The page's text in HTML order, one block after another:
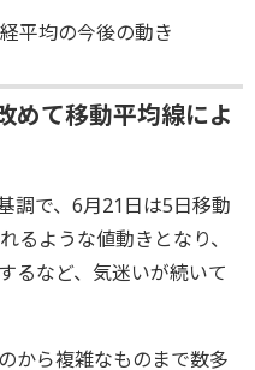
平均の今後の動き
めて移動平均線によ
調で、6月21日は5日移動
るような値動きとなり、
るなど、気迷いが続いて
から複雑なものまで数多